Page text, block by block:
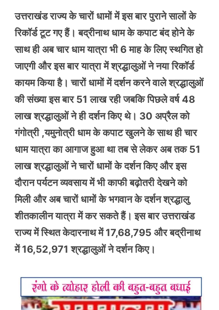
उत्तराखंड राज्य के चारों धामों में इस बार पुराने सालों के
रिकॉर्ड टूट गए हैं। बद्रीनाथ धाम के कपाट बंद होने के
साथ ही अब चार धाम यात्रा भी 6 माह के लिए स्थगित हो
जाएगी और इस बार यात्रा में श्रद्धालुओं ने नया रिकॉर्ड
कायम किया है। चारों धामों में दर्शन करने वाले श्रद्धालुओं
की संख्या इस बार 51 लाख रही जबकि पिछले वर्ष 48
लाख श्रद्धालुओं ने ही दर्शन किए थे। 30 अप्रैल को
गंगोत्री ,यमुनोत्री धाम के कपाट खुलने के साथ ही चार
धाम यात्रा का आगाज हुआ था तब से लेकर अब तक 51
लाख श्रद्धालुओं ने चारों धामों के दर्शन किए और इस
दौरान पर्यटन व्यवसाय में भी काफी बढ़ोतरी देखने को
मिली और अब चारों धामों के भगवान के दर्शन श्रद्धालु
शीतकालीन यात्रा में कर सकते हैं। इस बार उत्तराखंड
राज्य में स्थित केदारनाथ में 17,68,795 और बद्रीनाथ
में 16,52,971 श्रद्धालुओं ने दर्शन किए।